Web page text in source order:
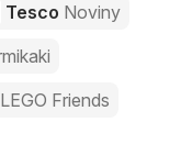
Tesco Noviny
LEGO Friends